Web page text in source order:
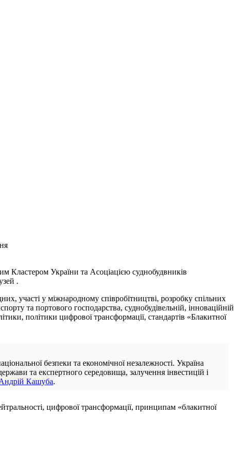
Кластером України та Асоціацією суднобудвників
.
участі у міжнародному співробітництві, розробку спільних
та портового господарства, суднобудівельній, інноваційній
політики цифрової трансформації, стандартів «Блакитної
безпеки та економічної незалежності. Україна
та експертного середовища, залучення інвестицій і
Кашуба.
цифрової трансформації, принципам «блакитної